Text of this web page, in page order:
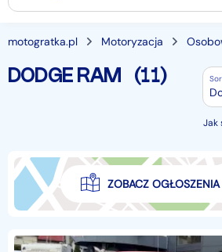
motogratka.pl Motoryzacja
DODGE RAM (11)
Jak
ZOBACZ